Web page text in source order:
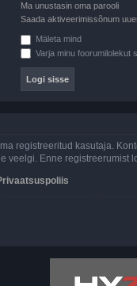
Ma unustasin oma parooli
Saada aktiveerimissõnum
Mäleta mind
Varja minu foorumilolekut
registreeritud kasutaja.
veelgi. Enne registreerumist